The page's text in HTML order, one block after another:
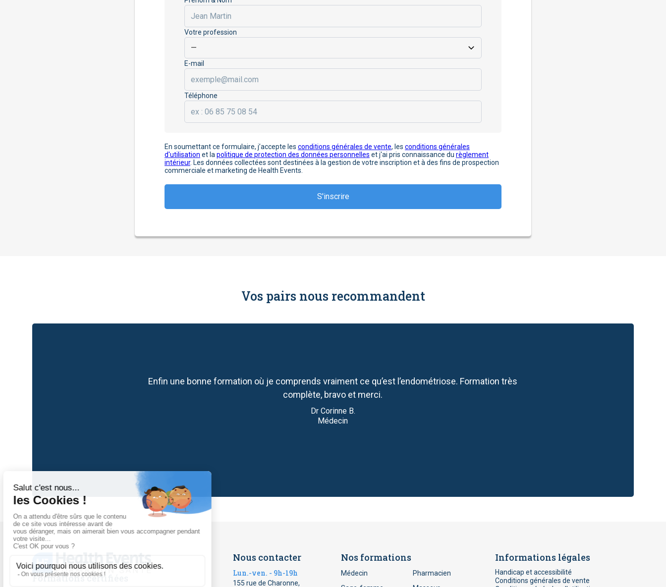
Votre profession
E-mail
Téléphone
En soumettant ce formulaire, j’accepte les conditions générales de vente, les conditions générales
d'utilisation et la politique de protection des données personnelles et j'ai pris connaissance du règlement
intérieur. Les données collectées sont destinées à la gestion de votre inscription et à des fins de prospection
commerciale et marketing de Health Events.
Vos pairs nous recommandent
Enfin une bonne formation où je comprends vraiment ce qu’est l’endométriose. Formation très
complète, bravo et merci.
Dr Corinne B.
Médecin
Formations certifiées
Nous contacter
Lun.-ven. - 9h-19h
155 rue de Charonne,
Nos formations
Médecin
Pharmacien
Informations légales
Handicap et accessibilité
Conditions générales de vente